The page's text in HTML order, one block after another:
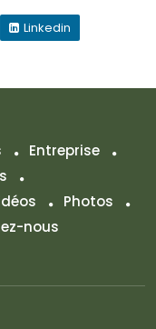
Linkedin
Entreprise
Photos
nous